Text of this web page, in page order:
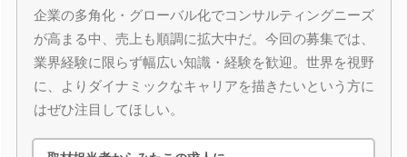
企業の多角化・グローバル化でコンサルティングニーズ
が高まる中、売上も順調に拡大中だ。今回の募集では、
業界経験に限らず幅広い知識・経験を歓迎。世界を視野
に、よりダイナミックなキャリアを描きたいという方に
はぜひ注目してほしい。